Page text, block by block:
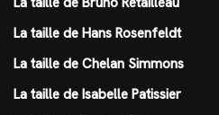
La taille de Hans Rosenfeldt
La taille de Chelan Simmons
La taille de Isabelle Patissier